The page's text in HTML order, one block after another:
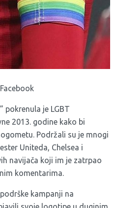
pokrenula je LGBT
2013. godine kako bi
Podržali su je mnogi
Uniteda, Chelsea i
navijača koji im je zatrpao
komentarima.
kampanji na